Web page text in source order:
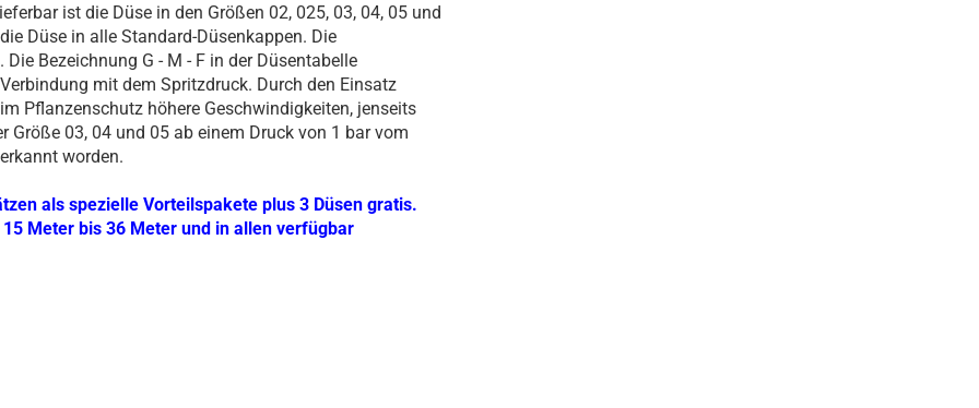
ist die Düse in den Größen 02, 025, 03, 04, 05 und
Düse in alle Standard-Düsenkappen. Die
Bezeichnung G - M - F in der Düsentabelle
mit dem Spritzdruck. Durch den Einsatz
Pflanzenschutz höhere Geschwindigkeiten, jenseits
03, 04 und 05 ab einem Druck von 1 bar vom
worden.
als spezielle Vorteilspakete plus 3 Düsen gratis.
Meter bis 36 Meter und in allen verfügbar